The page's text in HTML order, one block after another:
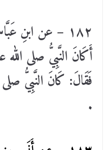
١٨٢ – عن ابنِ
أَكَانَ النَّبِيُّ صلى الله
فَقَالَ: كَانَ النَّبِيُّ صلى
.